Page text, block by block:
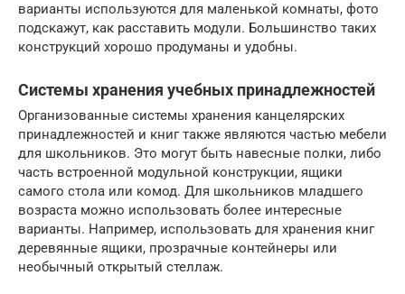
варианты используются для маленькой комнаты, фото
подскажут, как расставить модули. Большинство таких
конструкций хорошо продуманы и удобны.
Системы хранения учебных принадлежностей
Организованные системы хранения канцелярских
принадлежностей и книг также являются частью мебели
для школьников. Это могут быть навесные полки, либо
часть встроенной модульной конструкции, ящики
самого стола или комод. Для школьников младшего
возраста можно использовать более интересные
варианты. Например, использовать для хранения книг
деревянные ящики, прозрачные контейнеры или
необычный открытый стеллаж.